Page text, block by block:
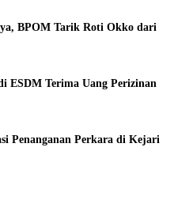
BPOM Tarik Roti Okko dari
ESDM Terima Uang Perizinan
Penanganan Perkara di Kejari